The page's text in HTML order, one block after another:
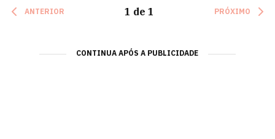
ANTERIOR 1 de 1 PRÓXIMO
CONTINUA APÓS A PUBLICIDADE